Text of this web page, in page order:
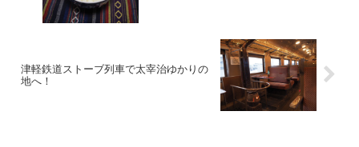
津軽鉄道ストーブ列車で太宰治ゆかりの
地へ！